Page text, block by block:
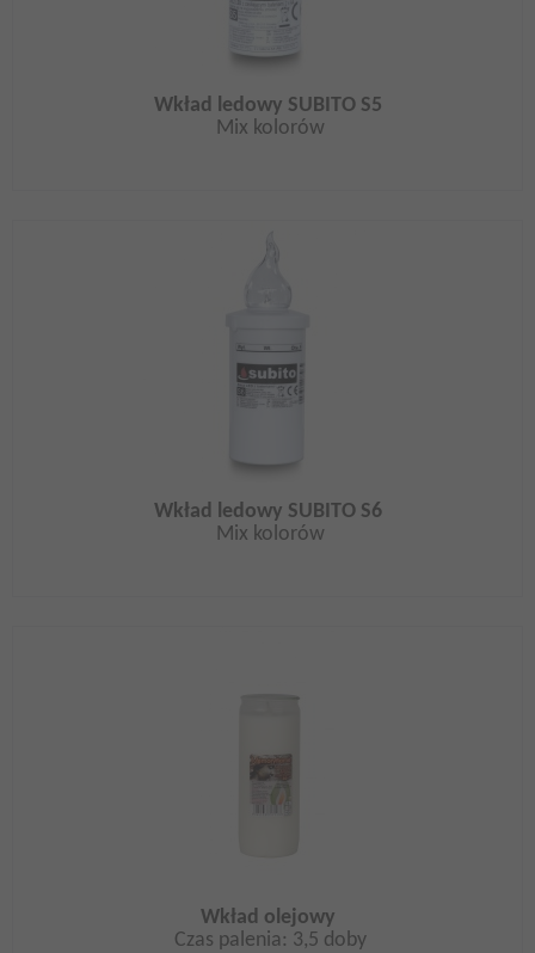
Wkład ledowy SUBITO S5
Mix kolorów
Wkład ledowy SUBITO S6
Mix kolorów
Wkład olejowy
Czas palenia: 3,5 doby